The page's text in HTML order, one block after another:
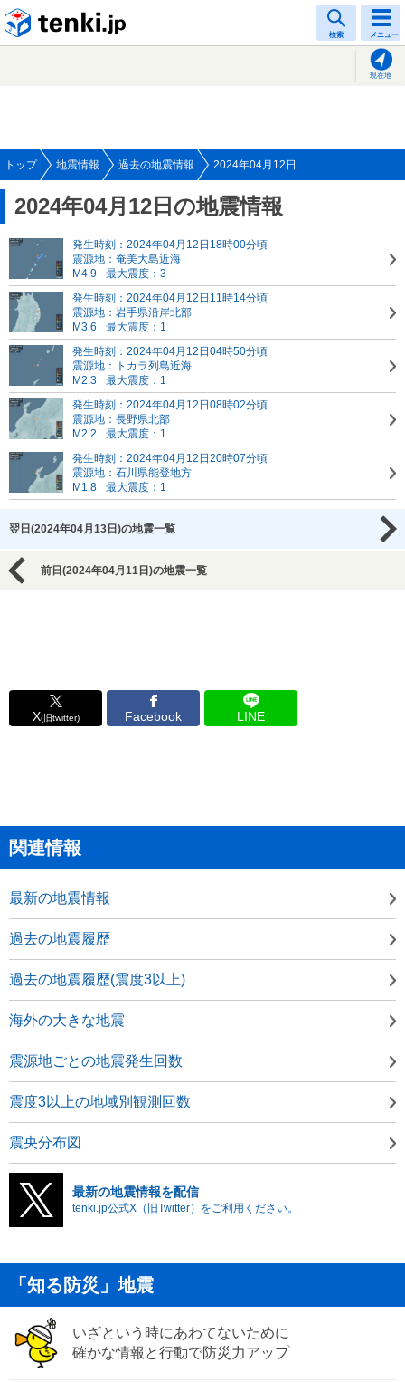
検索 メニュー
現在地
トップ 地震情報 過去の地震情報 2024年04月12日
2024年04月12日の地震情報
発生時刻：2024年04月12日18時00分頃
震源地：奄美大島近海
M4.9
最大震度：3
発生時刻：2024年04月12日11時14分頃
震源地：岩手県沿岸北部
M3.6
最大震度：1
発生時刻：2024年04月12日04時50分頃
震源地：トカラ列島近海
M2.3
最大震度：1
発生時刻：2024年04月12日08時02分頃
震源地：長野県北部
M2.2
最大震度：1
発生時刻：2024年04月12日20時07分頃
震源地：石川県能登地方
M1.8
最大震度：1
翌日(2024年04月13日)の地震一覧
前日(2024年04月11日)の地震一覧
X(旧twitter) Facebook LINE
関連情報
最新の地震情報
過去の地震履歴
過去の地震履歴(震度3以上)
海外の大きな地震
震源地ごとの地震発生回数
震度3以上の地域別観測回数
震央分布図
最新の地震情報を配信
tenki.jp公式X（旧Twitter）をご利用ください。
「知る防災」地震
いざという時にあわてないために
確かな情報と行動で防災力アップ